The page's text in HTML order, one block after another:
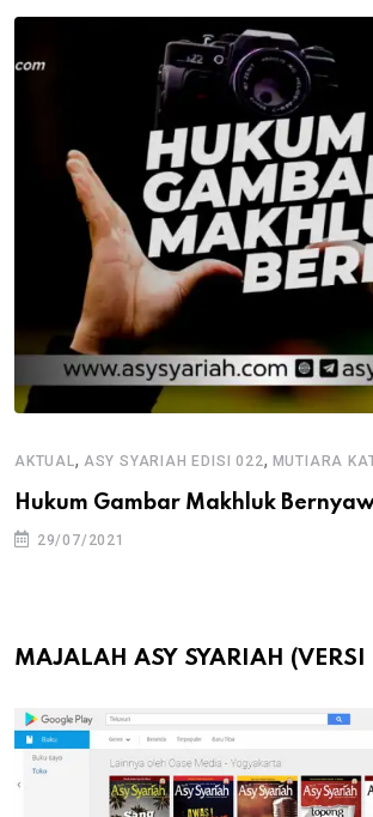
AKTUAL, ASY SYARIAH EDISI 022, MUTIARA
Hukum Gambar Makhluk
29/07/2021
MAJALAH ASY SYARIAH